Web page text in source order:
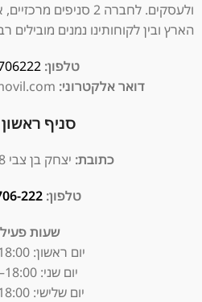
ולעסקים. לחברה 2
הארץ ובין לקוחותינו נמנים מובילים
טלפון:
דואר אלקטרוני:
סניף ראשון
כתובת: יצחק בן צבי 28 ראשון לציון
טלפון: 222
שעות
יום ראשון:
יום שני: 18:00–07:30
יום שלישי: 18:00–07:30